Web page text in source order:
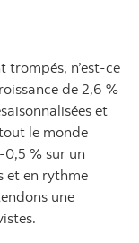
trompés, n’est‑ce
de 2,6 %
et
le monde
% sur un
et en rythme
une